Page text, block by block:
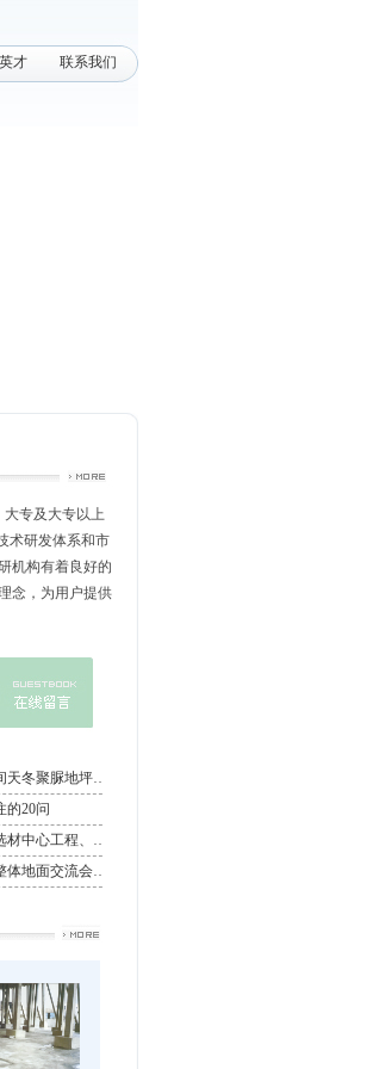
才 联系我们
大专及大专以上
术研发体系和市
机构有着良好的
念，为用户提供
成都东动车段检修车间天冬聚脲地坪打样按期完工
的20问
迈拓整体地面展示与选材中心工程、工程管理中心成立
2017年12月27日迈拓整体地面交流会召开